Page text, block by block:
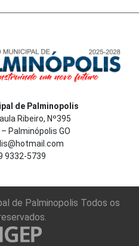
de Palminopolis
Ribeiro, Nº395
Palminópolis GO
9332-5739
de Palminopolis Todos os